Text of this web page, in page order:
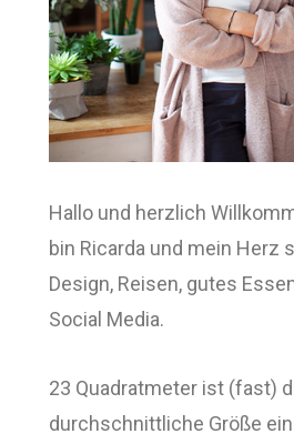
Hallo und herzlich
bin Ricarda und mein Herz
Design, Reisen, gutes
Social Media.
23 Quadratmeter ist (fast)
durchschnittliche Größe